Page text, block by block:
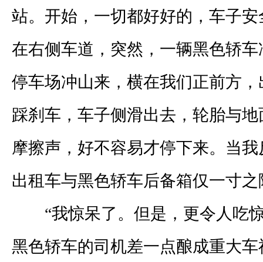
站。开始，一切都好好的，车子
在右侧车道，突然，一辆黑色轿
停车场冲山来，横在我们正前方
踩刹车，车子侧滑出去，轮胎与
摩擦声，好不容易才停下来。当
出租车与黑色轿车后备箱仅一寸
“我惊呆了。但是，更令人吃
黑色轿车的司机差一点酿成重大